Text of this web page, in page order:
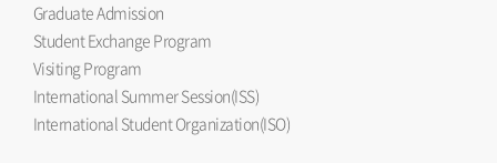
Graduate Admission
Student Exchange Program
Visiting Program
International Summer Session(ISS)
International Student Organization(ISO)